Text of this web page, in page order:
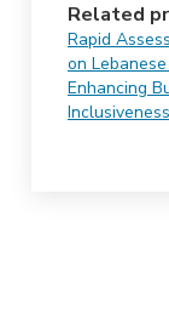
Related
Rapid
on
Enhancing